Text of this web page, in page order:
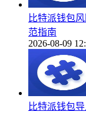
比特派钱包
范指南
2026-08-09
比特派钱包